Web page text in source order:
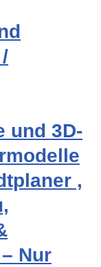
und 3D-
,
Nur